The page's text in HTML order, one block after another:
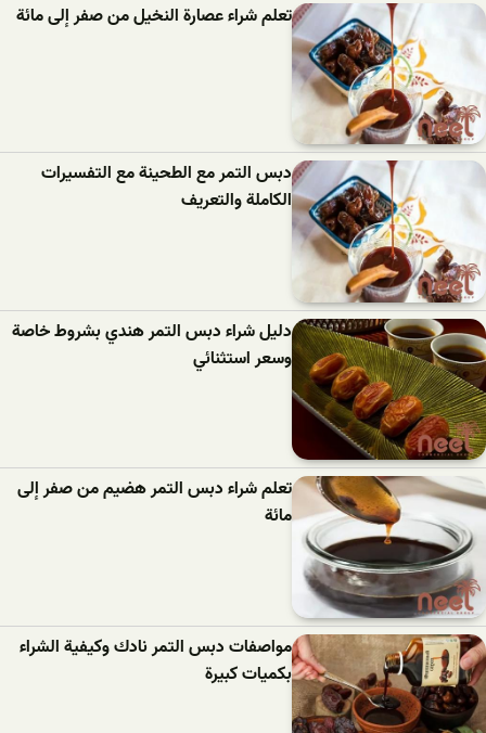
تعلم شراء عصارة النخيل من صفر إلى مائة
دبس التمر مع الطحينة مع التفسيرات
الكاملة والتعريف
دليل شراء دبس التمر هندي بشروط خاصة
وسعر استثنائي
تعلم شراء دبس التمر هضيم من صفر إلى
مائة
مواصفات دبس التمر نادك وكيفية الشراء
بكميات كبيرة